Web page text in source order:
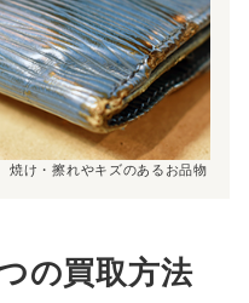
焼け・擦れやキズのあるお品物
の買取方法